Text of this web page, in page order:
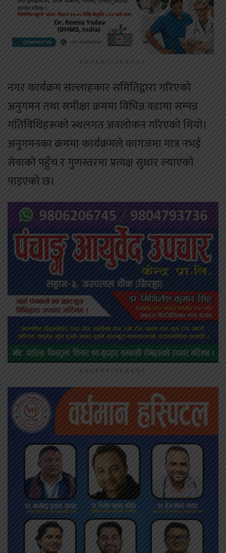
ADVERTISEMENT
नगर कार्यक्रम सल्लाहकार समितिद्वारा गरिएको
अनुगमन तथा समीक्षा क्रममा विभिन्न वडामा सम्पन्न
गतिविधिहरूको स्थलगत अवलोकन गरिएको थियो।
अनुगमनका क्रममा कार्यक्रमले कागजमा मात्र नभई
सेवाको पहुँच र गुणस्तरमा प्रत्यक्ष सुधार ल्याएको
पाइएको छ।
ADVERTISEMENT